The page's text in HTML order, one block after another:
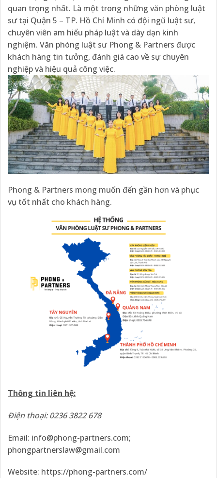
quan trọng nhất. Là một trong những văn phòng luật
sư tại Quận 5 – TP. Hồ Chí Minh có đội ngũ luật sư,
chuyên viên am hiểu pháp luật và dày dạn kinh
nghiệm. Văn phòng luật sư Phong & Partners được
khách hàng tin tưởng, đánh giá cao về sự chuyên
nghiệp và hiệu quả công việc.
Phong & Partners mong muốn đến gần hơn và phục
vụ tốt nhất cho khách hàng.
Thông tin liên hệ:
Điện thoại: 0236 3822 678
Email: info@phong-partners.com;
phongpartnerslaw@gmail.com
Website: https://phong-partners.com/